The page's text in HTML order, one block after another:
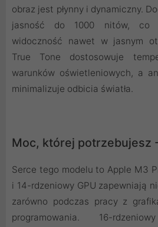
obraz jest płynny i dynamiczny.
jasność do 1000 nitów, co
widoczność nawet w jasnym
True Tone dostosowuje
warunków oświetleniowych, a
minimalizuje odbicia światła.
Moc, której potrzebujesz
Serce tego modelu to Apple M3
i 14-rdzeniowy GPU zapewniają
zarówno podczas pracy z
programowania. 16-